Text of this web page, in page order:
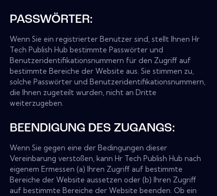
PASSWÖRTER:
Wenn Sie ein registrierter Benutzer sind, stellt Ihnen Hr
Tech Publish Hub bestimmte Passwörter und
Benutzeridentifikationsnummern für den Zugriff auf
bestimmte Bereiche der Website aus. Sie stimmen zu,
solche Passwörter und Benutzeridentifikationsnummern,
die Ihnen zugeteilt wurden, nicht an Dritte
weiterzugeben.
BEENDIGUNG DES ZUGANGS:
Wenn Sie gegen eine der Bedingungen dieser
Vereinbarung verstoßen, kann Hr Tech Publish Hub nach
eigenem Ermessen (a) Ihren Zugriff auf bestimmte
Bereiche der Website aussetzen oder (b) Ihren Zugriff
auf bestimmte Bereiche der Website beenden. Ob ein